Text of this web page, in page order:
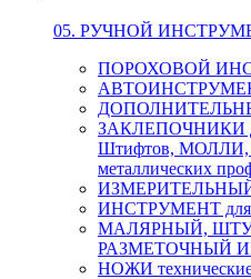
05. РУЧНОЙ
ПОРОХОВОЙ
ЗАКЛЕПОЧНИКИ
Штифтов, МОЛЛИ,
металлических
ИНСТРУМЕНТ
МАЛЯРНЫЙ,
РАЗМЕТОЧНЫЙ
НОЖИ